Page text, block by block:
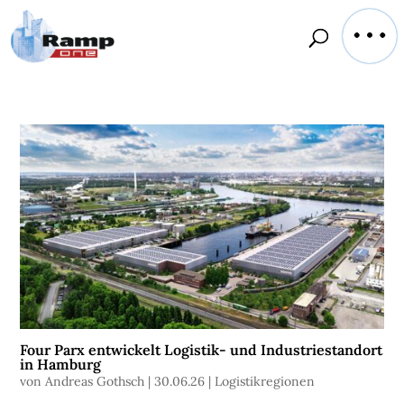
Four Parx entwickelt Logistik- und Industriestandort
in Hamburg
vonAndreas Gothsch |30.06.26 | Logistikregionen